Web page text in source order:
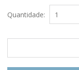
Quantidade: